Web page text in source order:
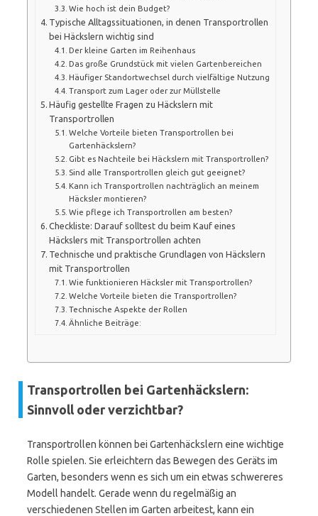
Wie hoch ist dein Budget?
Typische Alltagssituationen, in denen Transportrollen
bei Häckslern wichtig sind
Der kleine Garten im Reihenhaus
Das große Grundstück mit vielen Gartenbereichen
Häufiger Standortwechsel durch vielfältige Nutzung
Transport zum Lager oder zur Müllstelle
Häufig gestellte Fragen zu Häckslern mit
Transportrollen
Welche Vorteile bieten Transportrollen bei
Gartenhäckslern?
Gibt es Nachteile bei Häckslern mit Transportrollen?
Sind alle Transportrollen gleich gut geeignet?
Kann ich Transportrollen nachträglich an meinem
Häcksler montieren?
Wie pflege ich Transportrollen am besten?
Checkliste: Darauf solltest du beim Kauf eines
Häckslers mit Transportrollen achten
Technische und praktische Grundlagen von Häckslern
mit Transportrollen
Wie funktionieren Häcksler mit Transportrollen?
Welche Vorteile bieten die Transportrollen?
Technische Aspekte der Rollen
Ähnliche Beiträge:
Transportrollen bei Gartenhäckslern:
Sinnvoll oder verzichtbar?
Transportrollen können bei Gartenhäckslern eine wichtige
Rolle spielen. Sie erleichtern das Bewegen des Geräts im
Garten, besonders wenn es sich um ein etwas schwereres
Modell handelt. Gerade wenn du regelmäßig an
verschiedenen Stellen im Garten arbeitest, kann ein